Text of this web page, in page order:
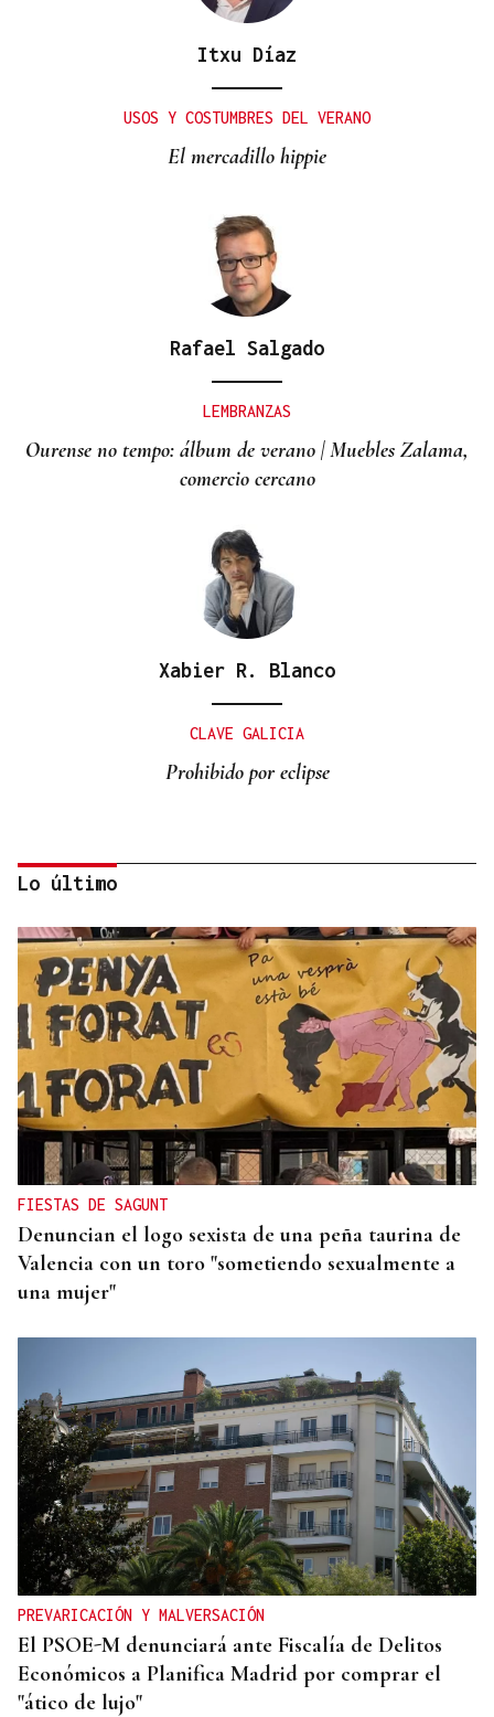
Itxu Díaz
USOS Y COSTUMBRES DEL VERANO
El mercadillo hippie
Rafael Salgado
LEMBRANZAS
Ourense no tempo: álbum de verano | Muebles Zalama,
comercio cercano
Xabier R. Blanco
CLAVE GALICIA
Prohibido por eclipse
Lalo Pavón
O AFIADOR
Un día haberá autobuses
Lo último
FIESTAS DE SAGUNT
Denuncian el logo sexista de una peña taurina de
Valencia con un toro "sometiendo sexualmente a
una mujer"
PREVARICACIÓN Y MALVERSACIÓN
El PSOE-M denunciará ante Fiscalía de Delitos
Económicos a Planifica Madrid por comprar el
"ático de lujo"